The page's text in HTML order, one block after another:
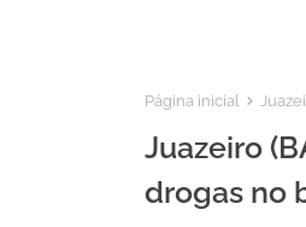
Página inicial
Juazeiro
drogas no